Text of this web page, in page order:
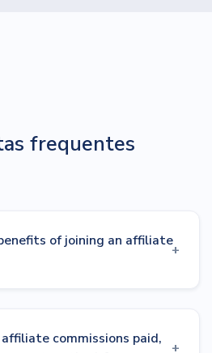
frequentes
of joining an affiliate
commissions paid,